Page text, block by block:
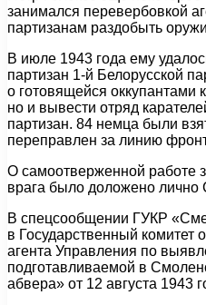
занимался перевербовкой
партизанам раздобыть
В июле 1943 года ему
партизан 1-й Белорусской
о готовящейся оккупантами
но и вывести отряд
партизан. 84 немца были
переправлен за линию
О самоотверженной работе
врага было доложено лично
В спецсообщении ГУКР
в Государственный комитет
агента Управления по
подготавливаемой в
абвера» от 12 августа 1943